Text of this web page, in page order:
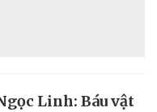
Linh: Báu vật